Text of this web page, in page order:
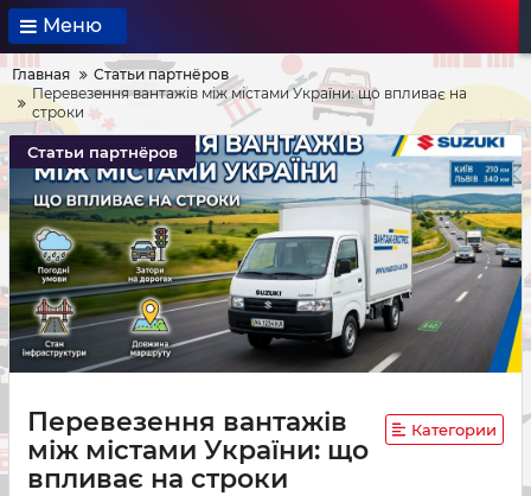
Меню
Главная
Статьи партнёров
Перевезення вантажів між містами України: що впливає на
строки
Статьи партнёров
Перевезення вантажів
між містами України: що
впливає на строки
Категории